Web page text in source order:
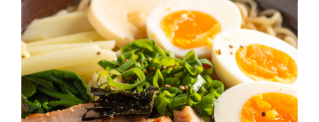
options
may
be
chosen
on